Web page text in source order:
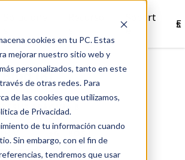
cookies en tu PC. Estas
mejorar nuestro sitio web y
personalizados, tanto en este
de otras redes. Para
de las cookies que utilizamos,
de Privacidad.
de tu información cuando
Sin embargo, con el fin de
tendremos que usar
Soport
e
Es
(8)
/ PÁGINA 8